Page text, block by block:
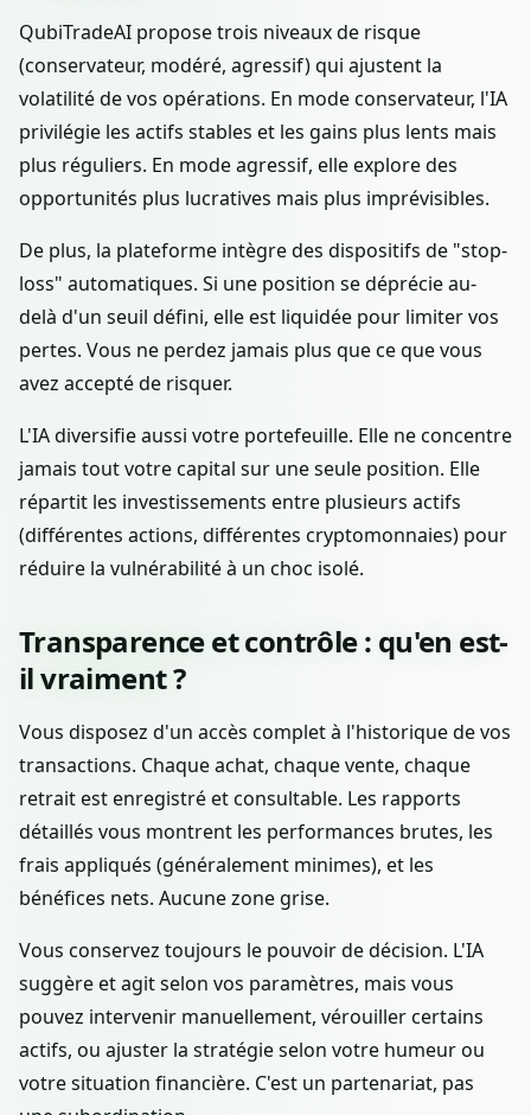
QubiTradeAI propose trois niveaux de risque
(conservateur, modéré, agressif) qui ajustent la
volatilité de vos opérations. En mode conservateur, l'IA
privilégie les actifs stables et les gains plus lents mais
plus réguliers. En mode agressif, elle explore des
opportunités plus lucratives mais plus imprévisibles.
De plus, la plateforme intègre des dispositifs de "stop-
loss" automatiques. Si une position se déprécie au-
delà d'un seuil défini, elle est liquidée pour limiter vos
pertes. Vous ne perdez jamais plus que ce que vous
avez accepté de risquer.
L'IA diversifie aussi votre portefeuille. Elle ne concentre
jamais tout votre capital sur une seule position. Elle
répartit les investissements entre plusieurs actifs
(différentes actions, différentes cryptomonnaies) pour
réduire la vulnérabilité à un choc isolé.
Transparence et contrôle : qu'en est-
il vraiment ?
Vous disposez d'un accès complet à l'historique de vos
transactions. Chaque achat, chaque vente, chaque
retrait est enregistré et consultable. Les rapports
détaillés vous montrent les performances brutes, les
frais appliqués (généralement minimes), et les
bénéfices nets. Aucune zone grise.
Vous conservez toujours le pouvoir de décision. L'IA
suggère et agit selon vos paramètres, mais vous
pouvez intervenir manuellement, vérouiller certains
actifs, ou ajuster la stratégie selon votre humeur ou
votre situation financière. C'est un partenariat, pas